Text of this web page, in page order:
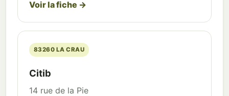
Voir la fiche →
83260 LA CRAU
Citib
14 rue de la Pie